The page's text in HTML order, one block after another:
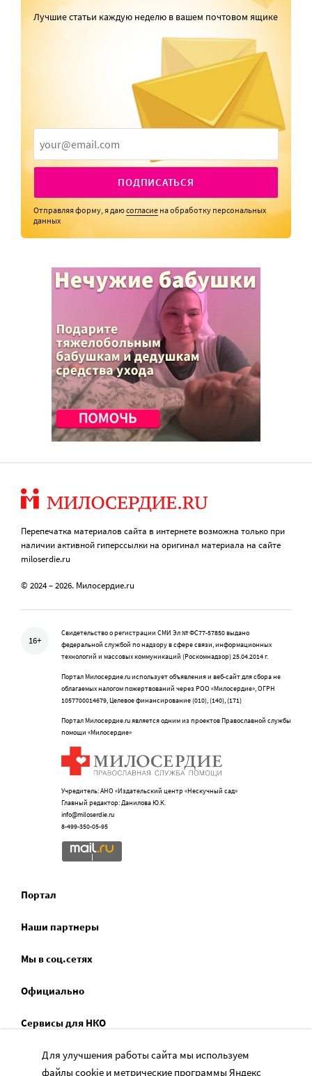
Лучшие статьи каждую неделю в вашем почтовом ящике
ПОДПИСАТЬСЯ
Отправляя форму, я даюсогласие на обработку персональных
данных
Перепечатка материалов сайта в интернете возможна только при
наличии активной гиперссылки на оригинал материала на сайте
miloserdie.ru
© 2024 – 2026. Милосердие.ru
16+
Свидетельство о регистрации СМИ Эл № ФС77-57850 выдано
федеральной службой по надзору в сфере связи, информационных
технологий и массовых коммуникаций (Роскомнадзор) 25.04.2014 г.
Портал Милосердие.ru использует объявления и веб-сайт для сбора не
облагаемых налогом пожертвований через РОО «Милосердие», ОГРН
1057700014679, Целевое финансирование (010), (140), (171)
Портал Милосердие.ru является одним из проектов Православной службы
помощи «Милосердие»
Учредитель: АНО «Издательский центр «Нескучный сад»
Главный редактор: Данилова Ю.К.
info@miloserdie.ru
8-499-350-05-95
Портал
Наши партнеры
Мы в соц.сетях
Официально
Сервисы для НКО
Спецпроекты
Для улучшения работы сайта мы используем
файлы cookie и метрические программы Яндекс